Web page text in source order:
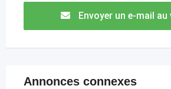
Envoyer un e-mail au
Annonces connexes